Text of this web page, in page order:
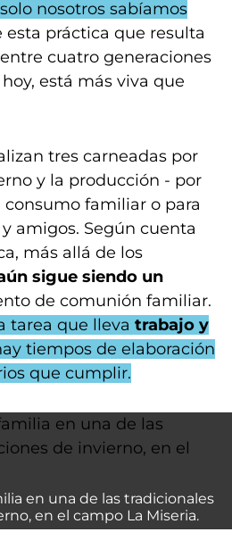
nosotros sabíamos
esta práctica que resulta
cuatro generaciones
está más viva que
tres carneadas por
y la producción - por
consumo familiar o para
amigos. Según cuenta
más allá de los
sigue siendo un
de comunión familiar.
tarea que lleva trabajo y
tiempos de elaboración
que cumplir.
en una de las tradicionales
en el campo La Miseria.